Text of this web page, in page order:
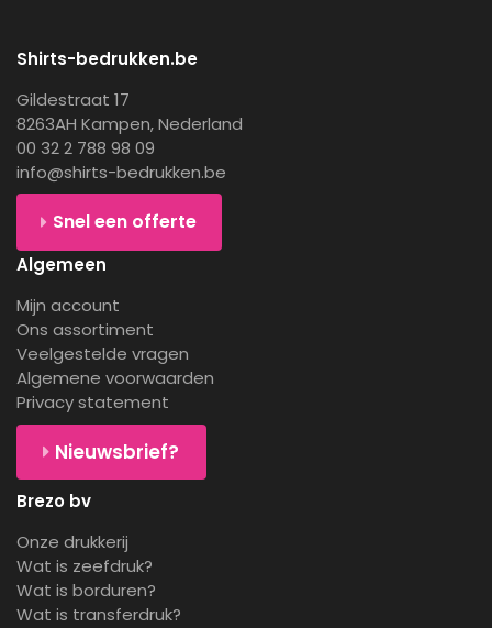
Shirts-bedrukken.be
Gildestraat 17
8263AH Kampen, Nederland
00 32 2 788 98 09
info@shirts-bedrukken.be
Snel een offerte
Algemeen
Mijn account
Ons assortiment
Veelgestelde vragen
Algemene voorwaarden
Privacy statement
Nieuwsbrief?
Brezo bv
Onze drukkerij
Wat is zeefdruk?
Wat is borduren?
Wat is transferdruk?